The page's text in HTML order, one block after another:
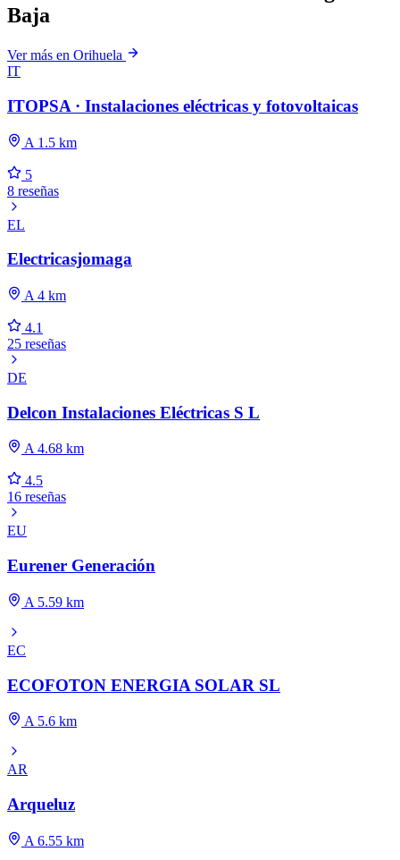
Baja
Ver más en Orihuela
IT
ITOPSA · Instalaciones eléctricas y fotovoltaicas
A 1.5 km
5
8 reseñas
EL
Electricasjomaga
A 4 km
4.1
25 reseñas
DE
Delcon Instalaciones Eléctricas S L
A 4.68 km
4.5
16 reseñas
EU
Eurener Generación
A 5.59 km
EC
ECOFOTON ENERGIA SOLAR SL
A 5.6 km
AR
Arqueluz
A 6.55 km